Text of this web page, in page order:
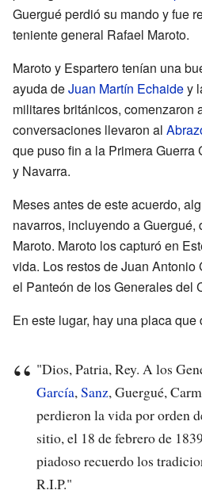
Guergué perdió su mando y fue
teniente general Rafael Maroto.
Maroto y Espartero tenían una
ayuda deJuan Martín Echaidey
militares británicos, comenzaron
conversaciones llevaron al
que puso fin a la Primera Guerra
y Navarra.
Meses antes de este acuerdo,
navarros, incluyendo a Guergué,
Maroto. Maroto los capturó en
vida. Los restos de Juan Antonio
el Panteón de los Generales del
En este lugar, hay una placa que
"Dios, Patria, Rey. A los
García,Sanz, Guergué,
perdieron la vida por orden
sitio, el 18 de febrero de
piadoso recuerdo los
R.I.P."